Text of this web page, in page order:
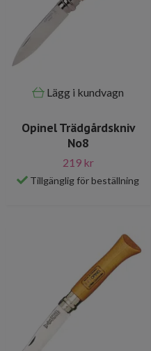
Lägg i kundvagn
Opinel Trädgårdskniv
No8
219 kr
Tillgänglig för beställning